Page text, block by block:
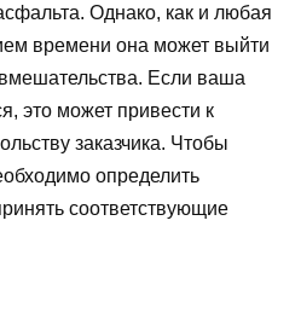
Однако, как и любая
времени она может выйти
Если ваша
это может привести к
заказчика. Чтобы
определить
соответствующие